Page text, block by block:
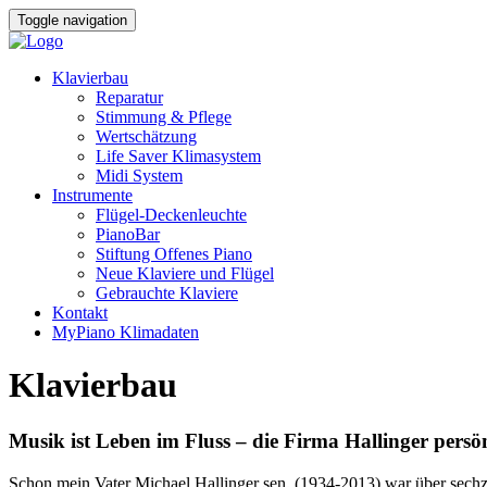
Toggle navigation
Klavierbau
Reparatur
Stimmung & Pflege
Wertschätzung
Life Saver Klimasystem
Midi System
Instrumente
Flügel-Deckenleuchte
PianoBar
Stiftung Offenes Piano
Neue Klaviere und Flügel
Gebrauchte Klaviere
Kontakt
MyPiano Klimadaten
Klavierbau
Musik ist Leben im Fluss – die Firma Hallinger
Schon mein Vater Michael Hallinger sen. (1934-2013) war über